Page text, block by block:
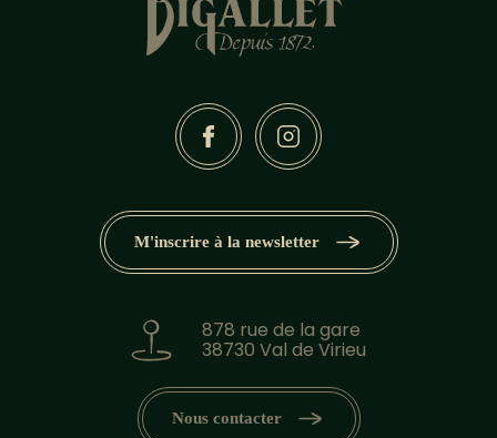
878 rue de la gare
38730 Val de Virieu
Nous contacter
M'inscrire à la newsletter